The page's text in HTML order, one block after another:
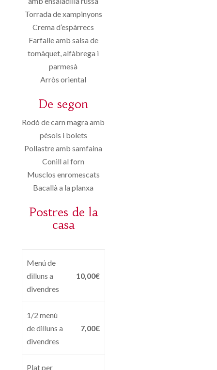
Torrada de xampinyons
Crema d’espàrrecs
Farfalle amb salsa de
tomàquet, alfàbrega i
parmesà
Arròs oriental
De segon
Rodó de carn magra amb
pèsols i bolets
Pollastre amb samfaina
Conill al forn
Musclos enromescats
Bacallà a la planxa
Postres de la
casa
Menú de
dilluns a
divendres
10,00€
1/2 menú
de dilluns a
divendres
7,00€
Plat per